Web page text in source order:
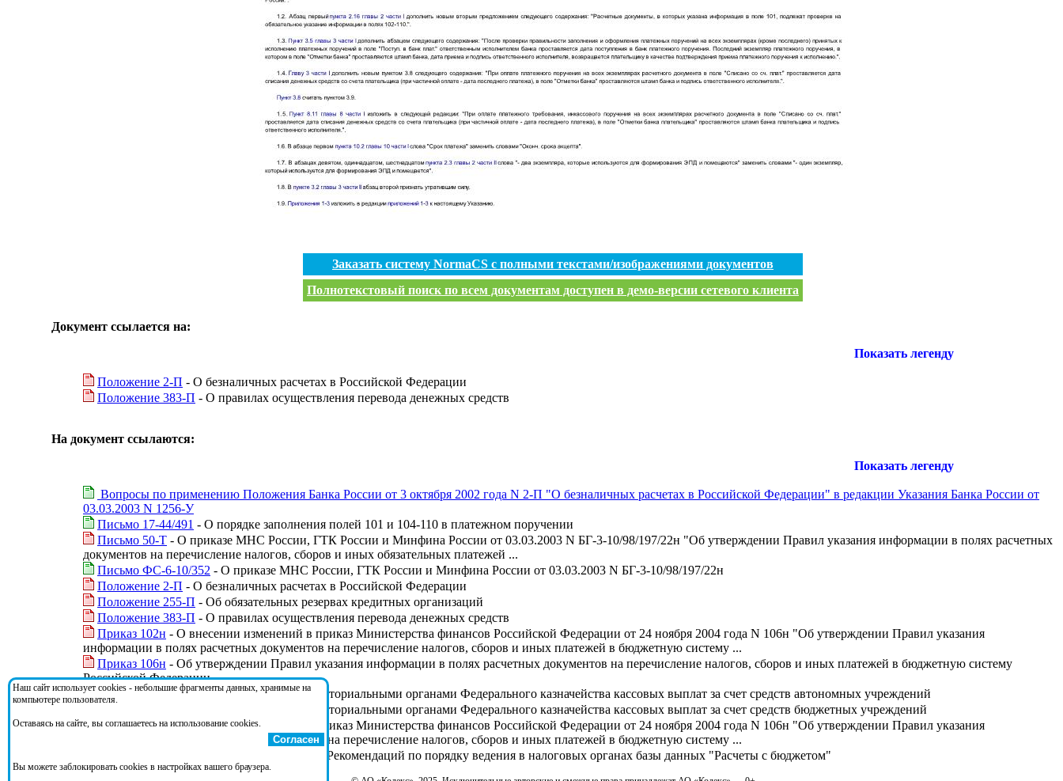
Заказать систему NormaCS с полными текстами/изображениями документов
Полнотекстовый поиск по всем документам доступен в демо-версии сетевого клиента
Документ ссылается на:
Показать легенду
Положение 2-П - О безналичных расчетах в Российской Федерации
Положение 383-П - О правилах осуществления перевода денежных средств
На документ ссылаются:
Показать легенду
Вопросы по применению Положения Банка России от 3 октября 2002 года N 2-П "О безналичных расчетах в Российской Федерации" в редакции Указания Банка России от
03.03.2003 N 1256-У
Письмо 17-44/491 - О порядке заполнения полей 101 и 104-110 в платежном поручении
Письмо 50-Т - О приказе МНС России, ГТК России и Минфина России от 03.03.2003 N БГ-3-10/98/197/22н "Об утверждении Правил указания информации в полях расчетных
документов на перечисление налогов, сборов и иных обязательных платежей ...
Письмо ФС-6-10/352 - О приказе МНС России, ГТК России и Минфина России от 03.03.2003 N БГ-3-10/98/197/22н
Положение 2-П - О безналичных расчетах в Российской Федерации
Положение 255-П - Об обязательных резервах кредитных организаций
Положение 383-П - О правилах осуществления перевода денежных средств
Приказ 102н - О внесении изменений в приказ Министерства финансов Российской Федерации от 24 ноября 2004 года N 106н "Об утверждении Правил указания
информации в полях расчетных документов на перечисление налогов, сборов и иных платежей в бюджетную систему ...
Приказ 106н - Об утверждении Правил указания информации в полях расчетных документов на перечисление налогов, сборов и иных платежей в бюджетную систему
Российской Федерации
Приказ 15н- О Порядке проведения территориальными органами Федерального казначейства кассовых выплат за счет средств автономных учреждений
- О Порядке проведения территориальными органами Федерального казначейства кассовых выплат за счет средств бюджетных учреждений
Приказ 197н- О внесении изменений в приказ Министерства финансов Российской Федерации от 24 ноября 2004 года N 106н "Об утверждении Правил указания
информации в полях расчетных документов на перечисление налогов, сборов и иных платежей в бюджетную систему ...
- Об утверждении Рекомендаций по порядку ведения в налоговых органах базы данных "Расчеты с бюджетом"
Наш сайт использует cookies - небольшие фрагменты данных, хранимые на
компьютере пользователя.
Оставаясь на сайте, вы соглашаетесь на использование cookies.
Согласен
Вы можете заблокировать cookies в настройках вашего браузера.